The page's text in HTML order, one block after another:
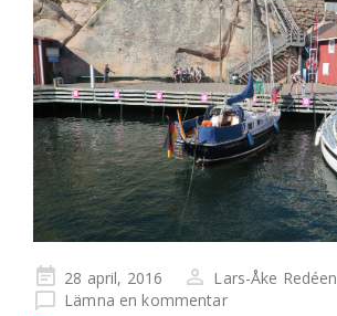
Publicerad
på
28 april, 2016 Lars-Åke Redéen
Lämna en kommentar